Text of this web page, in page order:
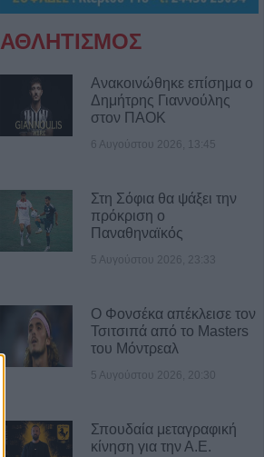
Ειδική Παθολόγος 'Εξάρχου - Παπασπυροπούλου Ευαγγελία'
ΑΘΛΗΤΙΣΜΟΣ
Ανακοινώθηκε επίσημα ο
Δημήτρης Γιαννούλης
στον ΠΑΟΚ
6 Αυγούστου 2026, 13:45
Στη Σόφια θα ψάξει την
πρόκριση ο
Παναθηναϊκός
5 Αυγούστου 2026, 23:33
Ο Φονσέκα απέκλεισε τον
Τσιτσιπά από το Masters
του Μόντρεαλ
5 Αυγούστου 2026, 20:30
Σπουδαία μεταγραφική
κίνηση για την Α.Ε.